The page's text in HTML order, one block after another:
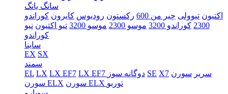
سانگ یانگ
اکتیون تیوولی چیر من 600 رکستون رودیوس کایرون کوراندو
2300 کوراندو 3200 موسو 2300 موسو 3200 تیو اکتیون نیو
کوراندو
ساینا
EX SX
سمند
EL LX LX EF7 LX EF7 دوگانه سوز SE X7 سریر سورن
سورن ELX
سورن ELX توربو